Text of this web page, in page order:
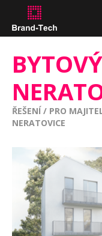
ŘEŠENÍ/ PRO
NERATOVICE